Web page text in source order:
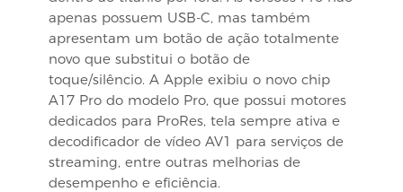
apenas possuem USB-C, mas também
apresentam um botão de ação totalmente
novo que substitui o botão de
toque/silêncio. A Apple exibiu o novo chip
A17 Pro do modelo Pro, que possui motores
dedicados para ProRes, tela sempre ativa e
decodificador de vídeo AV1 para serviços de
streaming, entre outras melhorias de
desempenho e eficiência.